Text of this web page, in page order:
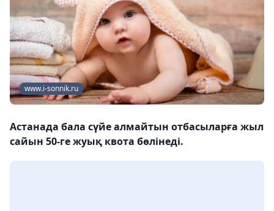
www.i-sonnik.ru
Астанада бала сүйе алмайтын отбасыларға жыл
сайын 50-ге жуық квота бөлінеді.